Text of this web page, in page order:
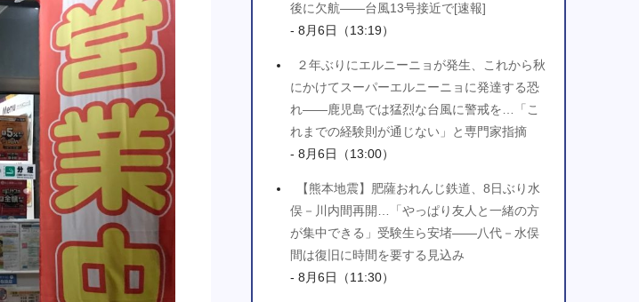
後に欠航――台風13号接近で[速報]
- 8月6日（13:19）
２年ぶりにエルニーニョが発生、これから秋
にかけてスーパーエルニーニョに発達する恐
れ――鹿児島では猛烈な台風に警戒を…「こ
れまでの経験則が通じない」と専門家指摘
- 8月6日（13:00）
【熊本地震】肥薩おれんじ鉄道、8日ぶり水
俣－川内間再開…「やっぱり友人と一緒の方
が集中できる」受験生ら安堵――八代－水俣
間は復旧に時間を要する見込み
- 8月6日（11:30）